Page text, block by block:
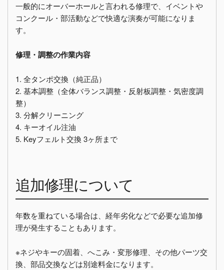
一般的にオーバーホールと言われる修理で、イベントや
コンクール・部活動などで快適な演奏が可能になりま
す。
修理・調整の作業内容
1. 全タンポ交換（純正品）
2. 基本調整（全体バランス調整・反射板調整・気密度調
整）
3. 分解クリーニング
4. キーオイル注油
5. Keyフェルト交換 3ヶ所まで
追加修理について
年数を重ねている場合は、経年劣化などで必要な追加修
理が発生することもあります。
※ネジやキーの固着、へこみ・変形修理、その他パーツ交
換、部品交換などは別途料金になります。